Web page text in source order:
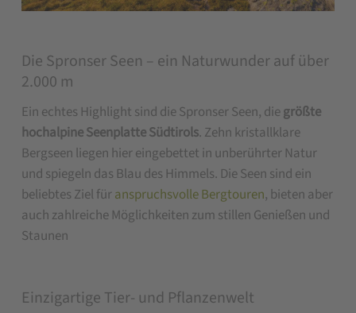
Die Spronser Seen – ein Naturwunder auf über
2.000 m
Ein echtes Highlight sind die Spronser Seen, diegrößte
hochalpine Seenplatte Südtirols. Zehn kristallklare
Bergseen liegen hier eingebettet in unberührter Natur
und spiegeln das Blau des Himmels. Die Seen sind ein
beliebtes Ziel für anspruchsvolle Bergtouren, bieten aber
auch zahlreiche Möglichkeiten zum stillen Genießen und
Staunen
Einzigartige Tier- und Pflanzenwelt